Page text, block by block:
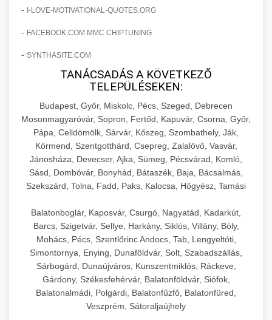
chef-iparikonyhagepek.hu
Professzionális hűtőegységek és hűtőkamrák
Energiahatékony hűtési megoldások nagy
chef-iparikonyhagepek.hu
kereskedelmi hűtőegység
💧 26. Ipari Mosogatógép
Kereskedelmi mosogatóberendezések nagy
forgalmú éttermi műveletekhez. Gyors tisztítási
ciklusok fertőtlenítési képességekkel.
chef-iparikonyhagepek.hu
kereskedelmi mosogatógép
🧀 27. Ipari Sajtreszelő Gép
Ipari sajtreszelők és aprítógépek kereskedelmi
élelmiszer-előkészítéshez. Különböző reszelési
méretek különböző alkalmazásokhoz.
chef-iparikonyhagepek.hu
kereskedelmi sajtreszelő
🍳 28. Nagykonyhai
Berendezések
+
Teljes körű nagykonyhai berendezések és
professzionális vendéglátóipari kellékek.
műveletekhez.
chef-iparikonyhagepek.hu
kereskedelmi konyhai megoldások
- I-LOVE-MOTIVATIONAL-QUOTES.ORG
- FACEBOOK.COM MMC CHIPTUNING
- SYNTHASITE.COM
TANÁCSADÁS A KÖVETKEZŐ
TELEPÜLÉSEKEN:
Budapest, Győr, Miskolc, Pécs, Szeged, Debrecen
Mosonmagyaróvár, Sopron, Fertőd, Kapuvár, Csorna, Győr,
Pápa, Celldömölk, Sárvár, Kőszeg, Szombathely, Ják,
Körmend, Szentgotthárd, Csepreg, Zalalövő, Vasvár,
Jánosháza, Devecser, Ajka, Sümeg, Pécsvárad, Komló,
Sásd, Dombóvár, Bonyhád, Bátaszék, Baja, Bácsalmás,
Szekszárd, Tolna, Fadd, Paks, Kalocsa, Hőgyész, Tamási
Balatonboglár, Kaposvár, Csurgó, Nagyatád, Kadarkút,
Barcs, Szigetvár, Sellye, Harkány, Siklós, Villány, Bóly,
Mohács, Pécs, Szentlőrinc Andocs, Tab, Lengyeltóti,
Simontornya, Enying, Dunaföldvár, Solt, Szabadszállás,
Sárbogárd, Dunaújváros, Kunszentmiklós, Ráckeve,
Gárdony, Székesfehérvár, Balatonföldvár, Siófok,
Balatonalmádi, Polgárdi, Balatonfűzfő, Balatonfüred,
Veszprém, Sátoraljaújhely